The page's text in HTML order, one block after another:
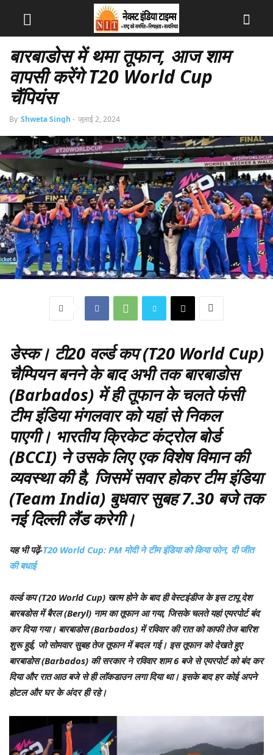
बारबाडोस में थमा तूफान, आज शाम
वापसी करेंगे T20 World Cup
चैंपियंस
By Shweta Singh - जुलाई 2, 2024
डेस्क। टी20 वर्ल्ड कप (T20 World Cup)
चैम्पियन बनने के बाद अभी तक बारबाडोस
(Barbados) में ही तूफान के चलते फंसी
टीम इंडिया मंगलवार को यहां से निकल
पाएगी। भारतीय क्रिकेट कंट्रोल बोर्ड
(BCCI) ने उसके लिए एक विशेष विमान की
व्यवस्था की है, जिसमें सवार होकर टीम इंडिया
(Team India) बुधवार सुबह 7.30 बजे तक
नई दिल्ली लैंड करेगी।
यह भी पढ़ें-T20 World Cup: PM मोदी ने टीम इंडिया को किया फोन, दी जीत
की बधाई
वर्ल्ड कप (T20 World Cup) खत्म होने के बाद ही वेस्टइंडीज के इस टापू देश
बारबडोस में बैरल (Beryl) नाम का तूफान आ गया, जिसके चलते यहां एयरपोर्ट बंद
कर दिया गया। बारबाडोस (Barbados) में रविवार की रात को काफी तेज बारिश
शुरू हुई, जो सोमवार सुबह तेज तूफान में बदल गई। इस तूफान को देखते हुए
बारबाडोस (Barbados) की सरकार ने रविवार शाम 6 बजे से एयरपोर्ट को बंद कर
दिया और रात आठ बजे से ही लॉकडाउन लगा दिया था। इसके बाद हर कोई अपने
होटल और घर के अंदर ही रहे।